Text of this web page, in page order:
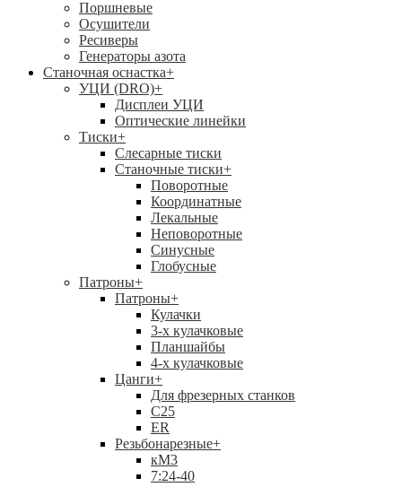
Поршневые
Осушители
Ресиверы
Генераторы азота
Станочная оснастка+
УЦИ (DRO)+
Дисплеи УЦИ
Оптические линейки
Тиски+
Слесарные тиски
Станочные тиски+
Поворотные
Координатные
Лекальные
Неповоротные
Синусные
Глобусные
Патроны+
Патроны+
Кулачки
3-х кулачковые
Планшайбы
4-х кулачковые
Цанги+
Для фрезерных станков
С25
ER
Резьбонарезные+
кМ3
7:24-40